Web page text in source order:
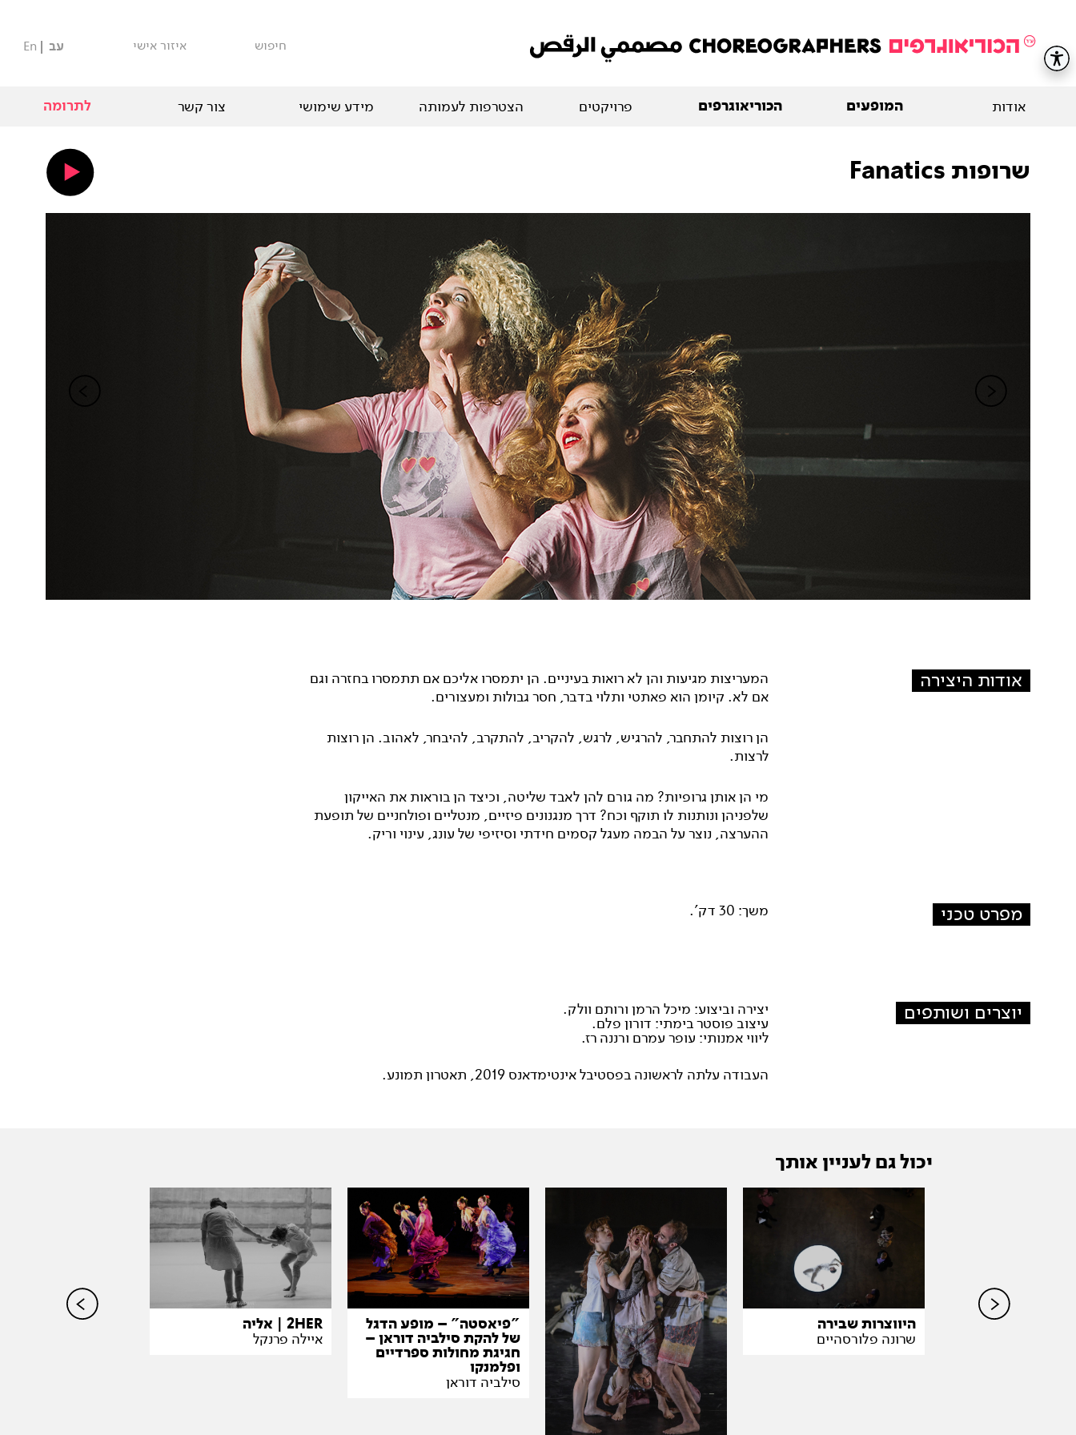
חיפוש איזור אישי עב En
אודות המופעים הכוריאוגרפים פרויקטים הצטרפות לעמותה מידע שימושי צור קשר לתרומה
שרופות Fanatics
אודות היצירה
המעריצות מגיעות והן לא רואות בעיניים. הן יתמסרו אליכם אם תתמסרו בחזרה וגם
אם לא. קיומן הוא פאתטי ותלוי בדבר, חסר גבולות ומעצורים.
הן רוצות להתחבר, להרגיש, לרגש, להקריב, להתקרב, להיבחר, לאהוב. הן רוצות
לרצות.
מי הן אותן גרופיות? מה גורם להן לאבד שליטה, וכיצד הן בוראות את האייקון
שלפניהן ונותנות לו תוקף וכח? דרך מנגנונים פיזיים, מנטליים ופולחניים של תופעת
ההערצה, נוצר על הבמה מעגל קסמים חידתי וסיזיפי של עונג, עינוי וריק.
מפרט טכני משך: 30 דק'.
יוצרים ושותפים יצירה וביצוע: מיכל הרמן ורותם וולק.
עיצוב פוסטר בימתי: דורון פלם.
ליווי אמנותי: עופר עמרם ורננה רז.
העבודה עלתה לראשונה בפסטיבל אינטימדאנס 2019, תאטרון תמונע.
יכול גם לעניין אותך
היווצרות שבירה
שרונה פלורסהיים
"פיאסטה" – מופע הדגל
של להקת סילביה דוראן –
חגיגת מחולות ספרדיים
ופלמנקו
סילביה דוראן
2HER | אליה
איילה פרנקל
חולה בית Homesick